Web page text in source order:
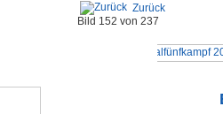
Zurück
Bild 152 von 237